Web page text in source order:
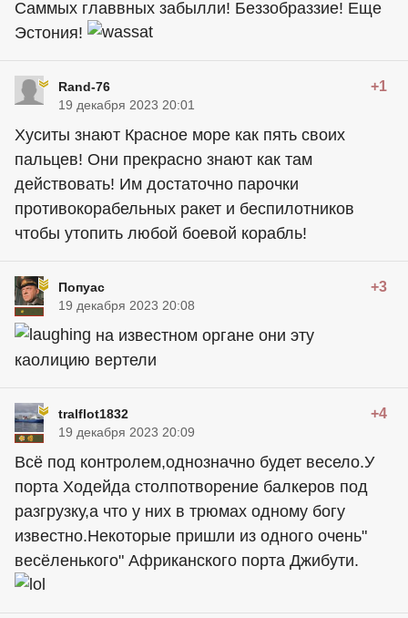
Саммых главвных забылли! Беззобраззие! Еще
Эстония!
Rand-76 +1
19 декабря 2023 20:01
Хуситы знают Красное море как пять своих
пальцев! Они прекрасно знают как там
действовать! Им достаточно парочки
противокорабельных ракет и беспилотников
чтобы утопить любой боевой корабль!
Попуас +3
19 декабря 2023 20:08
на известном органе они эту
каолицию вертели
tralflot1832 +4
19 декабря 2023 20:09
Всё под контролем,однозначно будет весело.У
порта Ходейда столпотворение балкеров под
разгрузку,а что у них в трюмах одному богу
известно.Некоторые пришли из одного очень"
весёленького" Африканского порта Джибути.